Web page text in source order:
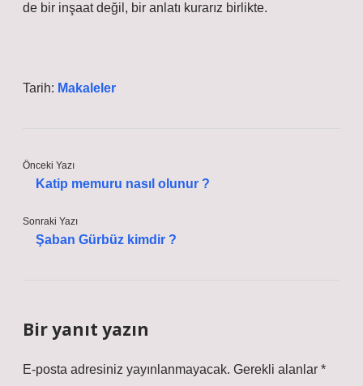
de bir inşaat değil, bir anlatı kurarız birlikte.
Tarih: Makaleler
Önceki Yazı
Katip memuru nasıl olunur ?
Sonraki Yazı
Şaban Gürbüz kimdir ?
Bir yanıt yazın
E-posta adresiniz yayınlanmayacak. Gerekli alanlar *